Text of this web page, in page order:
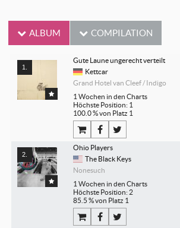
ALBUM COMPILATION
Gute Laune ungerecht verteilt
Kettcar
Grand Hotel van Cleef / Indigo
1 Wochen in den Charts
Höchste Position: 1
100.0 % von Platz 1
Ohio Players
The Black Keys
Nonesuch
1 Wochen in den Charts
Höchste Position: 2
85.5 % von Platz 1